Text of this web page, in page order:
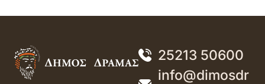
25213 50600
info@dimosdr